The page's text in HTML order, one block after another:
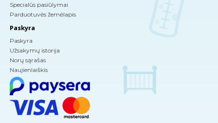
Specialūs pasiūlymai
Parduotuvės žemėlapis
Paskyra
Paskyra
Užsakymų istorija
Norų sąrašas
Naujienlaiškis